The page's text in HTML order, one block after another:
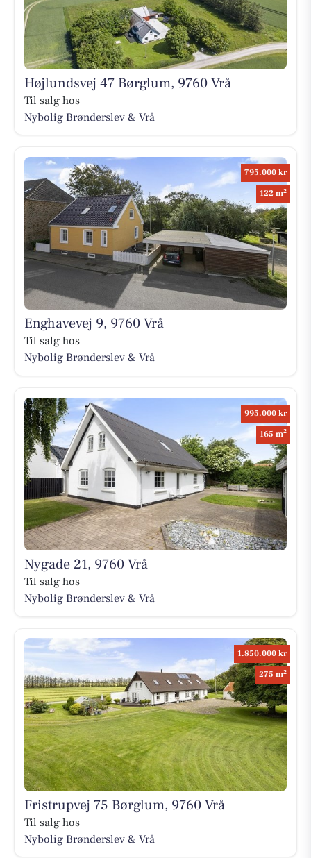
Højlundsvej 47 Børglum, 9760 Vrå
Til salg hos
Nybolig Brønderslev & Vrå
795.000 kr
122 m2
Enghavevej 9, 9760 Vrå
Til salg hos
Nybolig Brønderslev & Vrå
995.000 kr
165 m2
Nygade 21, 9760 Vrå
Til salg hos
Nybolig Brønderslev & Vrå
1.850.000 kr
275 m2
Fristrupvej 75 Børglum, 9760 Vrå
Til salg hos
Nybolig Brønderslev & Vrå